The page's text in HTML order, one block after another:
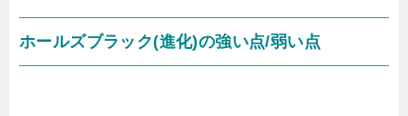
ホールズブラック(進化)の強い点/弱い点